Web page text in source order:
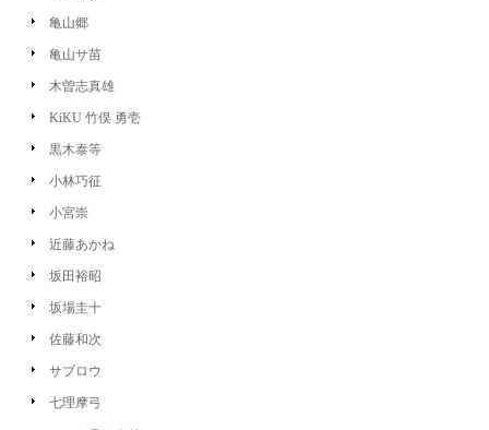
亀山郷
亀山サ苗
木曽志真雄
KiKU 竹俣 勇壱
黒木泰等
小林巧征
小宮崇
近藤あかね
坂田裕昭
坂場圭十
佐藤和次
サブロウ
七理摩弓